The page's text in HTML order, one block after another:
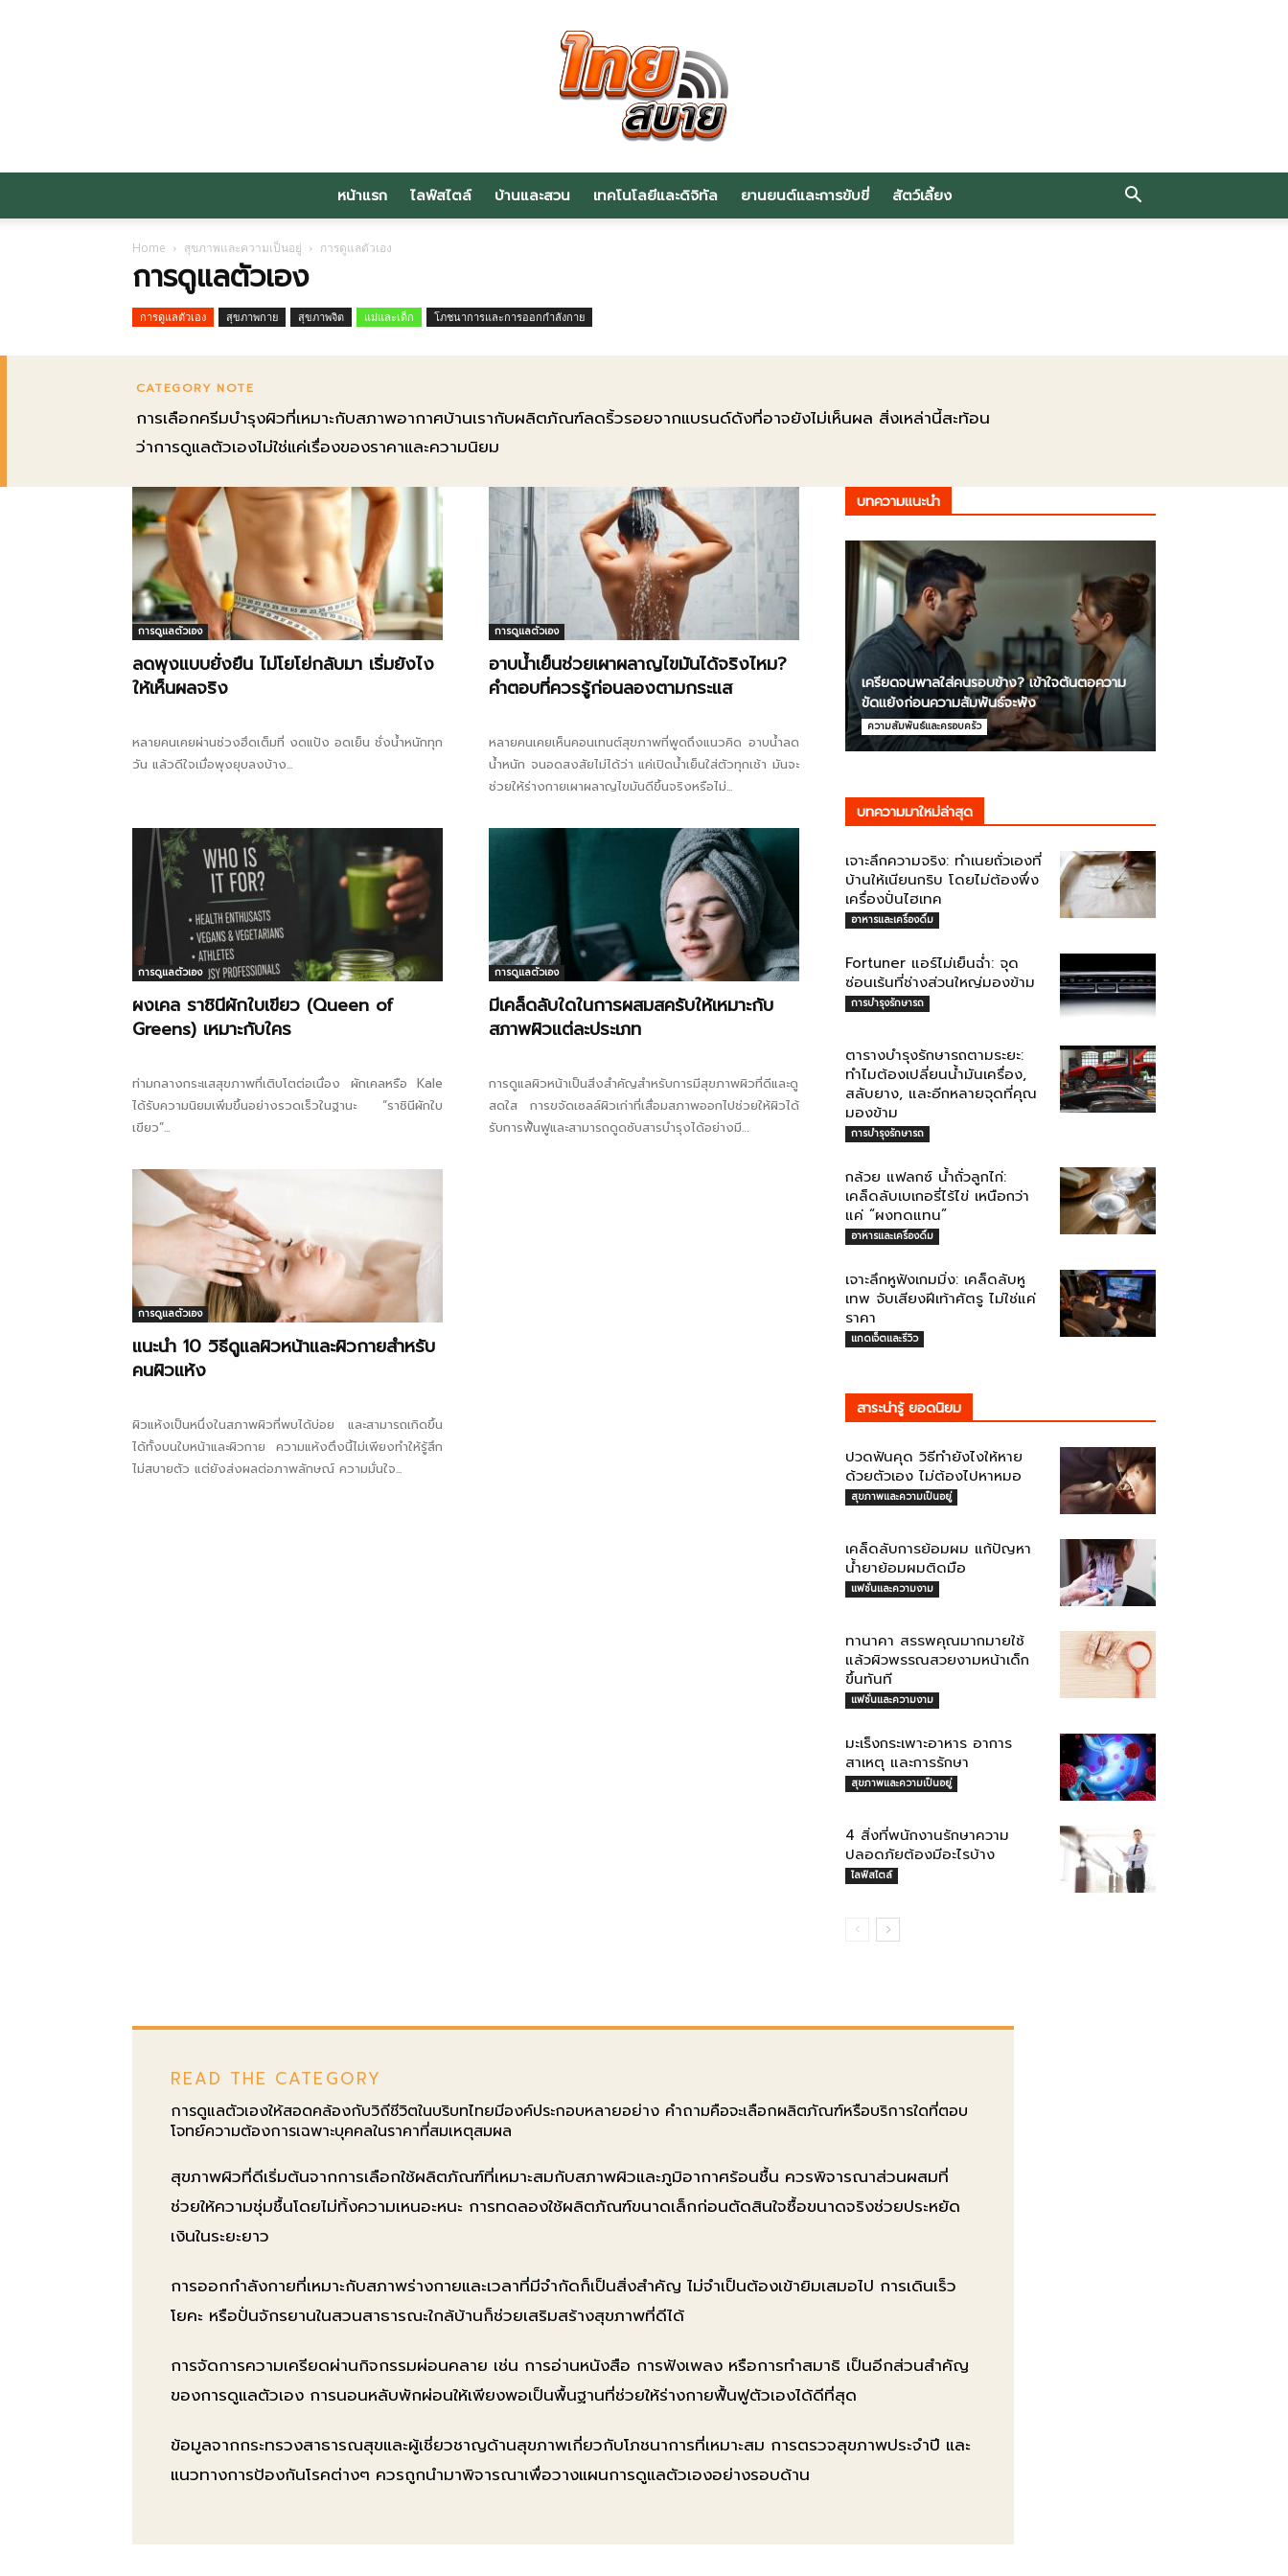
น่า
รู้
วา
ไทย
สบาย(ดอท)คอม
หน้าแรก ไลฟ์สไตล์ บ้านและสวน เทคโนโลยีและดิจิทัล ยานยนต์และการขับขี่ สัตว์เลี้ยง
Home สุขภาพและความเป็นอยู่ การดูแลตัวเอง
การดูแลตัวเอง
การดูแลตัวเอง สุขภาพกาย สุขภาพจิต แม่และเด็ก โภชนาการและการออกกำลังกาย
CATEGORY NOTE
การเลือกครีมบำรุงผิวที่เหมาะกับสภาพอากาศบ้านเรากับผลิตภัณฑ์ลดริ้วรอยจากแบรนด์ดังที่อาจยังไม่เห็นผล สิ่งเหล่านี้สะท้อน
ว่าการดูแลตัวเองไม่ใช่แค่เรื่องของราคาและความนิยม
การดูแลตัวเอง
ลดพุงแบบยั่งยืน ไม่โยโย่กลับมา เริ่มยังไง
ให้เห็นผลจริง
หลายคนเคยผ่านช่วงฮึดเต็มที่ งดแป้ง อดเย็น ชั่งน้ำหนักทุก
วัน แล้วดีใจเมื่อพุงยุบลงบ้าง...
การดูแลตัวเอง
อาบน้ำเย็นช่วยเผาผลาญไขมันได้จริงไหม?
คำตอบที่ควรรู้ก่อนลองตามกระแส
หลายคนเคยเห็นคอนเทนต์สุขภาพที่พูดถึงแนวคิด อาบน้ำลด
น้ำหนัก จนอดสงสัยไม่ได้ว่า แค่เปิดน้ำเย็นใส่ตัวทุกเช้า มันจะ
ช่วยให้ร่างกายเผาผลาญไขมันดีขึ้นจริงหรือไม่...
การดูแลตัวเอง
ผงเคล ราชินีผักใบเขียว (Queen of
Greens) เหมาะกับใคร
ท่ามกลางกระแสสุขภาพที่เติบโตต่อเนื่อง ผักเคลหรือ Kale
ได้รับความนิยมเพิ่มขึ้นอย่างรวดเร็วในฐานะ “ราชินีผักใบ
เขียว”...
การดูแลตัวเอง
มีเคล็ดลับใดในการผสมสครับให้เหมาะกับ
สภาพผิวแต่ละประเภท
การดูแลผิวหน้าเป็นสิ่งสำคัญสำหรับการมีสุขภาพผิวที่ดีและดู
สดใส การขจัดเซลล์ผิวเก่าที่เสื่อมสภาพออกไปช่วยให้ผิวได้
รับการฟื้นฟูและสามารถดูดซับสารบำรุงได้อย่างมี
การดูแลตัวเอง
แนะนำ 10 วิธีดูแลผิวหน้าและผิวกายสำหรับ
คนผิวแห้ง
ผิวแห้งเป็นหนึ่งในสภาพผิวที่พบได้บ่อย และสามารถเกิดขึ้น
ได้ทั้งบนใบหน้าและผิวกาย ความแห้งตึงนี้ไม่เพียงทำให้รู้สึก
ไม่สบายตัว แต่ยังส่งผลต่อภาพลักษณ์ ความมั่นใจ...
บทความแนะนำ
เครียดจนพาลใส่คนรอบข้าง? เข้าใจต้นตอความ
ขัดแย้งก่อนความสัมพันธ์จะพัง
ความสัมพันธ์และครอบครัว
บทความมาใหม่ล่าสุด
เจาะลึกความจริง: ทำเนยถั่วเองที่
บ้านให้เนียนกริบ โดยไม่ต้องพึ่ง
เครื่องปั่นไฮเทค
อาหารและเครื่องดื่ม
Fortuner แอร์ไม่เย็นฉ่ำ: จุด
ซ่อนเร้นที่ช่างส่วนใหญ่มองข้าม
การบำรุงรักษารถ
ตารางบำรุงรักษารถตามระยะ:
ทำไมต้องเปลี่ยนน้ำมันเครื่อง,
สลับยาง, และอีกหลายจุดที่คุณ
มองข้าม
การบำรุงรักษารถ
กล้วย แฟลกซ์ น้ำถั่วลูกไก่:
เคล็ดลับเบเกอรี่ไร้ไข่ เหนือกว่า
แค่ “ผงทดแทน”
อาหารและเครื่องดื่ม
เจาะลึกหูฟังเกมมิ่ง: เคล็ดลับหู
เทพ จับเสียงฝีเท้าศัตรู ไม่ใช่แค่
ราคา
แกดเจ็ตและรีวิว
สาระน่ารู้ ยอดนิยม
ปวดฟันคุด วิธีทำยังไงให้หาย
ด้วยตัวเอง ไม่ต้องไปหาหมอ
สุขภาพและความเป็นอยู่
เคล็ดลับการย้อมผม แก้ปัญหา
น้ำยาย้อมผมติดมือ
แฟชั่นและความงาม
ทานาคา สรรพคุณมากมายใช้
แล้วผิวพรรณสวยงามหน้าเด็ก
ขึ้นทันที
แฟชั่นและความงาม
มะเร็งกระเพาะอาหาร อาการ
สาเหตุ และการรักษา
สุขภาพและความเป็นอยู่
4 สิ่งที่พนักงานรักษาความ
ปลอดภัยต้องมีอะไรบ้าง
ไลฟ์สไตล์
READ THE CATEGORY
การดูแลตัวเองให้สอดคล้องกับวิถีชีวิตในบริบทไทยมีองค์ประกอบหลายอย่าง คำถามคือจะเลือกผลิตภัณฑ์หรือบริการใดที่ตอบ
โจทย์ความต้องการเฉพาะบุคคลในราคาที่สมเหตุสมผล
สุขภาพผิวที่ดีเริ่มต้นจากการเลือกใช้ผลิตภัณฑ์ที่เหมาะสมกับสภาพผิวและภูมิอากาศร้อนชื้น ควรพิจารณาส่วนผสมที่
ช่วยให้ความชุ่มชื้นโดยไม่ทิ้งความเหนอะหนะ การทดลองใช้ผลิตภัณฑ์ขนาดเล็กก่อนตัดสินใจซื้อขนาดจริงช่วยประหยัด
เงินในระยะยาว
การออกกำลังกายที่เหมาะกับสภาพร่างกายและเวลาที่มีจำกัดก็เป็นสิ่งสำคัญ ไม่จำเป็นต้องเข้ายิมเสมอไป การเดินเร็ว
โยคะ หรือปั่นจักรยานในสวนสาธารณะใกล้บ้านก็ช่วยเสริมสร้างสุขภาพที่ดีได้
การจัดการความเครียดผ่านกิจกรรมผ่อนคลาย เช่น การอ่านหนังสือ การฟังเพลง หรือการทำสมาธิ เป็นอีกส่วนสำคัญ
ของการดูแลตัวเอง การนอนหลับพักผ่อนให้เพียงพอเป็นพื้นฐานที่ช่วยให้ร่างกายฟื้นฟูตัวเองได้ดีที่สุด
ข้อมูลจากกระทรวงสาธารณสุขและผู้เชี่ยวชาญด้านสุขภาพเกี่ยวกับโภชนาการที่เหมาะสม การตรวจสุขภาพประจำปี และ
แนวทางการป้องกันโรคต่างๆ ควรถูกนำมาพิจารณาเพื่อวางแผนการดูแลตัวเองอย่างรอบด้าน